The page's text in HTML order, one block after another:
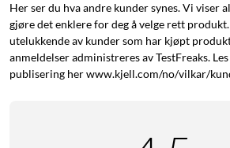
Moderne og sikker RFID-
Mifare Desfire.
Passer de fleste ytterdører
Her ser du hva andre kunder synes. Vi viser
gjøre det enklere for deg å velge rett
utelukkende av kunder som har kjøpt
anmeldelser administreres av TestFreaks.
publisering her www.kjell.com/no/vilkar/